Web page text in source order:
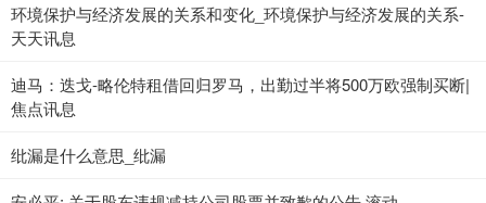
环境保护与经济发展的关系和变化_环境保护与经济发展的关系-
天天讯息
迪马：迭戈-略伦特租借回归罗马，出勤过半将500万欧强制买断|
焦点讯息
纰漏是什么意思_纰漏